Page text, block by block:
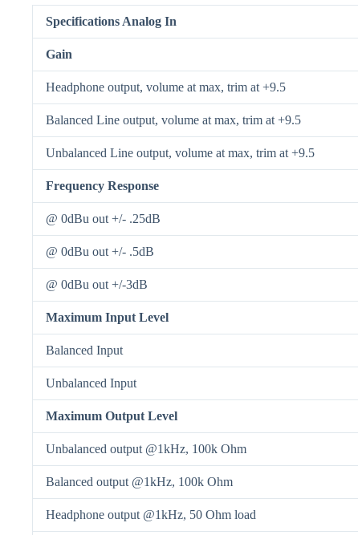
Specifications Analog In
Gain
Headphone output, volume at max, trim at +9.5
Balanced Line output, volume at max, trim at +9.5
Unbalanced Line output, volume at max, trim at +9.5
Frequency Response
@ 0dBu out +/- .25dB
@ 0dBu out +/- .5dB
@ 0dBu out +/-3dB
Maximum Input Level
Balanced Input
Unbalanced Input
Maximum Output Level
Unbalanced output @1kHz, 100k Ohm
Balanced output @1kHz, 100k Ohm
Headphone output @1kHz, 50 Ohm load